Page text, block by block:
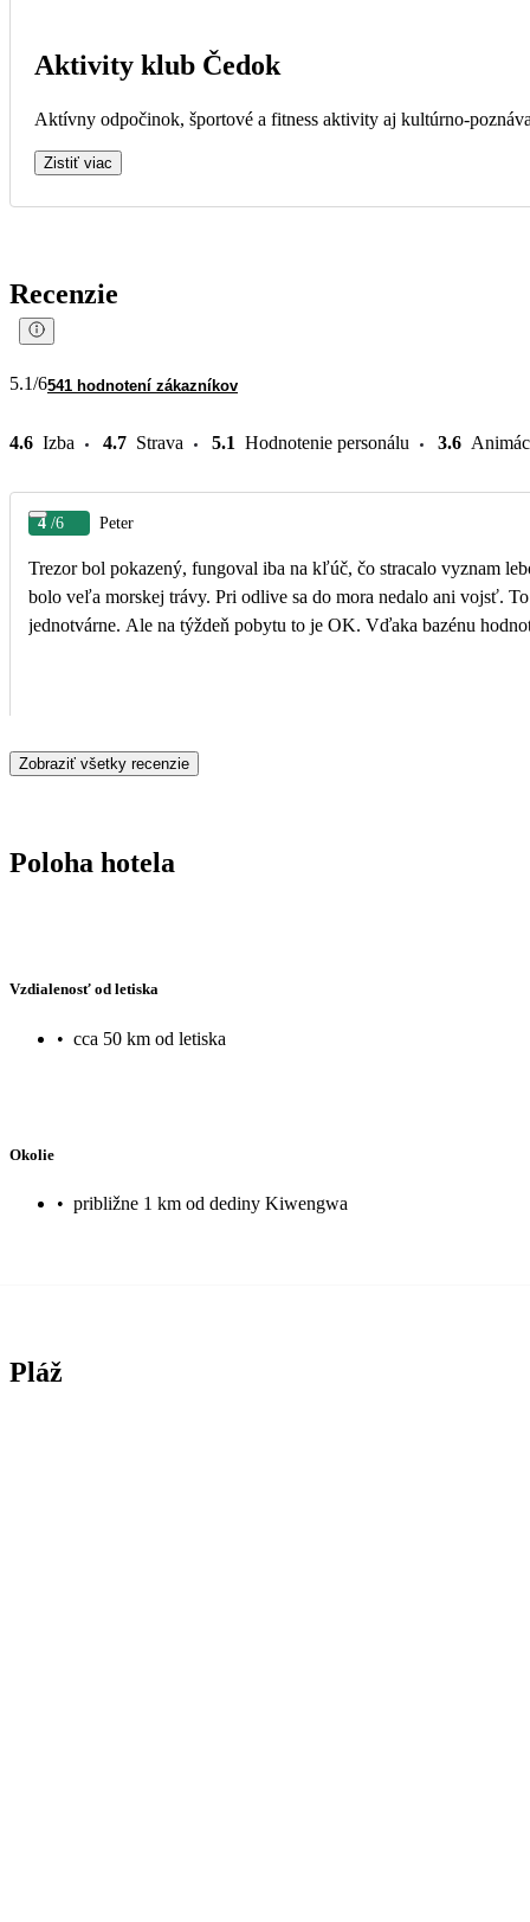
Aktivity klub Čedok
Aktívny odpočinok, športové a fitness aktivity aj kultúrno-
Zistiť viac
Recenzie
5.1/6541 hodnotení zákazníkov
4.6 Izba 4.7 Strava 5.1 Hodnotenie personálu 3.6
4 /6 Peter
Trezor bol pokazený, fungoval iba na kľúč, čo stracalo vyznam
bolo veľa morskej trávy. Pri odlive sa do mora nedalo ani vojsť. To boli negatíva. Teraz
jednotvárne. Ale na týždeň pobytu to je OK. Vďaka bazénu
Zobraziť všetky recenzie
Poloha hotela
Vzdialenosť od letiska
• cca 50 km od letiska
Okolie
• približne 1 km od dediny Kiwengwa
Pláž